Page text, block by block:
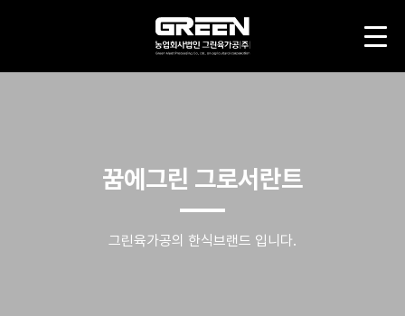
꿈에그린 그로서란트
그린육가공의 한식브랜드 입니다.